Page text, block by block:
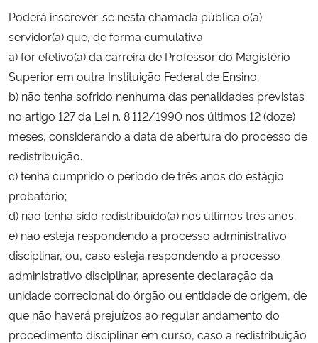
Banco Central do Brasil
Planalto
Poderá inscrever-se nesta chamada pública o(a)
servidor(a) que, de forma cumulativa:
a) for efetivo(a) da carreira de Professor do Magistério
Superior em outra Instituição Federal de Ensino;
b) não tenha sofrido nenhuma das penalidades previstas
no artigo 127 da Lei n. 8.112/1990 nos últimos 12 (doze)
meses, considerando a data de abertura do processo de
redistribuição.
c) tenha cumprido o período de três anos do estágio
probatório;
d) não tenha sido redistribuído(a) nos últimos três anos;
e) não esteja respondendo a processo administrativo
disciplinar, ou, caso esteja respondendo a processo
administrativo disciplinar, apresente declaração da
unidade correcional do órgão ou entidade de origem, de
que não haverá prejuízos ao regular andamento do
procedimento disciplinar em curso, caso a redistribuição